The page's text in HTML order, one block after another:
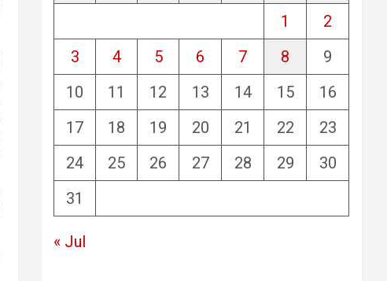
1
2
3
4 5 6 7 8
9
10
11 12 13 14 15
16
17
18 19 20 21 22
23
24
25 26 27 28 29
30
31
« Jul